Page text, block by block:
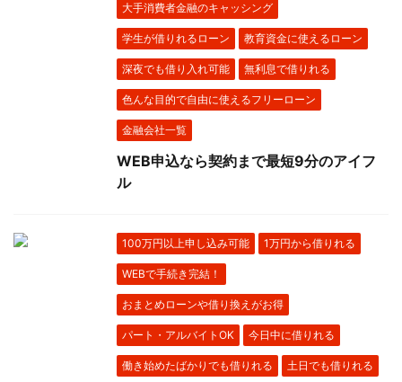
大手消費者金融のキャッシング
学生が借りれるローン 教育資金に使えるローン
深夜でも借り入れ可能 無利息で借りれる
色んな目的で自由に使えるフリーローン
金融会社一覧
WEB申込なら契約まで最短9分のアイフ
ル
100万円以上申し込み可能 1万円から借りれる
WEBで手続き完結！
おまとめローンや借り換えがお得
パート・アルバイトOK 今日中に借りれる
働き始めたばかりでも借りれる 土日でも借りれる